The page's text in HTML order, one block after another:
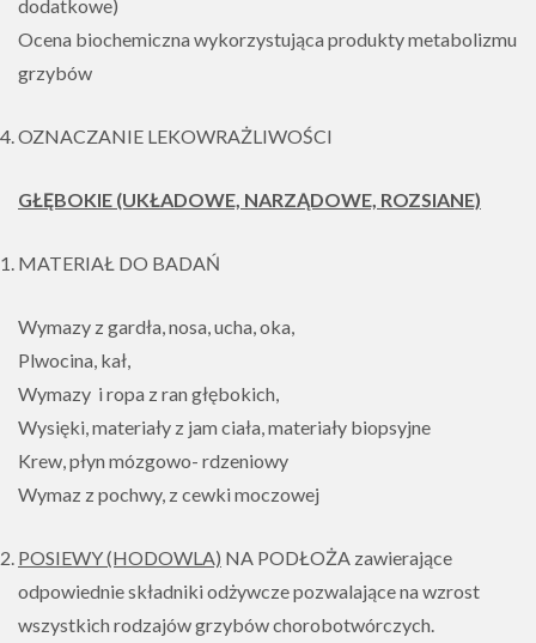
dodatkowe)
Ocena biochemiczna wykorzystująca produkty metabolizmu
grzybów
OZNACZANIE LEKOWRAŻLIWOŚCI
GŁĘBOKIE (UKŁADOWE, NARZĄDOWE, ROZSIANE)
MATERIAŁ DO BADAŃ
Wymazy z gardła, nosa, ucha, oka,
Plwocina, kał,
Wymazy i ropa z ran głębokich,
Wysięki, materiały z jam ciała, materiały biopsyjne
Krew, płyn mózgowo- rdzeniowy
Wymaz z pochwy, z cewki moczowej
POSIEWY (HODOWLA) NA PODŁOŻA zawierające
odpowiednie składniki odżywcze pozwalające na wzrost
wszystkich rodzajów grzybów chorobotwórczych.